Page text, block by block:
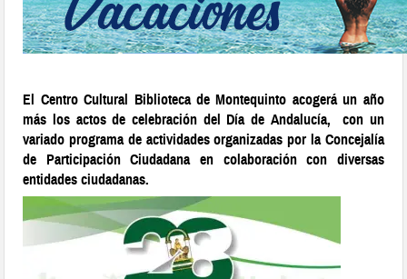
El Centro Cultural Biblioteca de Montequinto acogerá un año
más los actos de celebración del Día de Andalucía, con un
variado programa de actividades organizadas por la Concejalía
de Participación Ciudadana en colaboración con diversas
entidades ciudadanas.